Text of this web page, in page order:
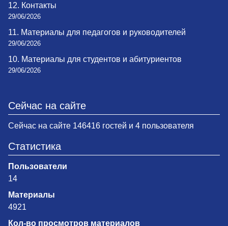
12. Контакты
29/06/2026
11. Материалы для педагогов и руководителей
29/06/2026
10. Материалы для студентов и абитуриентов
29/06/2026
Сейчас на сайте
Сейчас на сайте 146416 гостей и 4 пользователя
Статистика
Пользователи
14
Материалы
4921
Кол-во просмотров материалов